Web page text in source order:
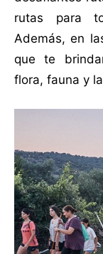
rutas para
Además, en
que te
flora, fauna y